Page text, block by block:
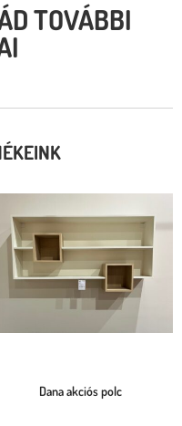
TOVÁBBI
Dana akciós polc